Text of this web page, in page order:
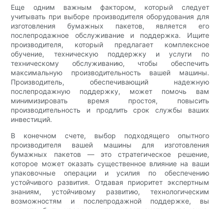
Еще одним важным фактором, который следует
учитывать при выборе производителя оборудования для
изготовления бумажных пакетов, является его
послепродажное обслуживание и поддержка. Ищите
производителя, который предлагает комплексное
обучение, техническую поддержку и услуги по
техническому обслуживанию, чтобы обеспечить
максимальную производительность вашей машины.
Производитель, обеспечивающий надежную
послепродажную поддержку, может помочь вам
минимизировать время простоя, повысить
производительность и продлить срок службы ваших
инвестиций.
В конечном счете, выбор подходящего опытного
производителя вашей машины для изготовления
бумажных пакетов — это стратегическое решение,
которое может оказать существенное влияние на ваши
упаковочные операции и усилия по обеспечению
устойчивого развития. Отдавая приоритет экспертным
знаниям, устойчивому развитию, технологическим
возможностям и послепродажной поддержке, вы